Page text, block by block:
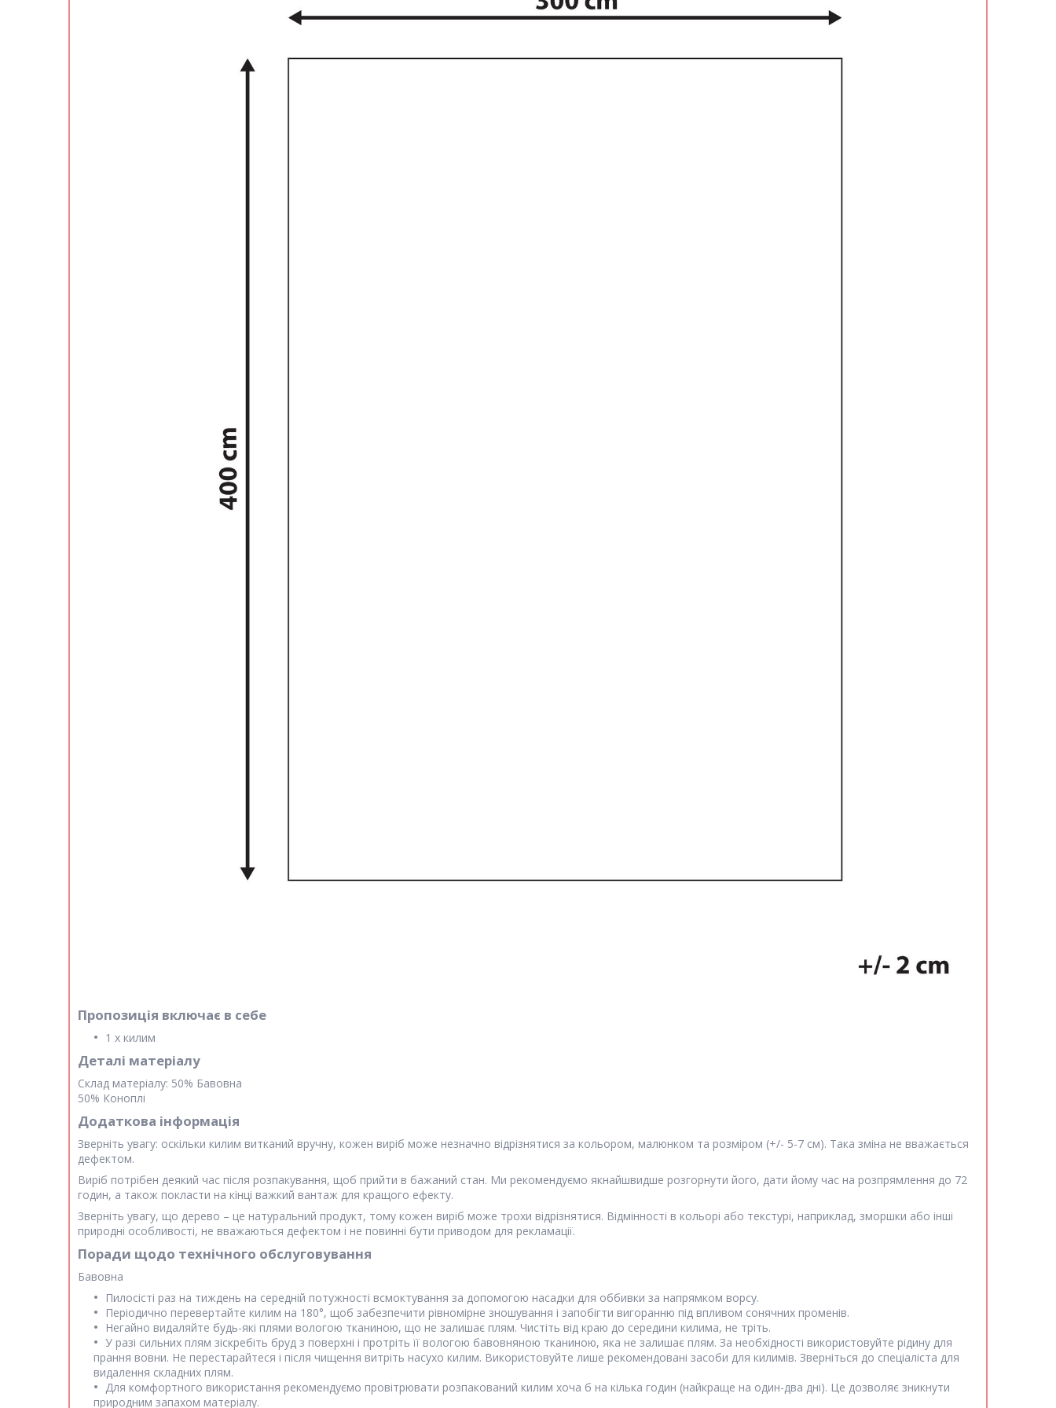
Пропозиція включає в себе
1 х килим
Деталі матеріалу
Склад матеріалу: 50% Бавовна
50% Коноплі
Додаткова інформація
Зверніть увагу: оскільки килим витканий вручну, кожен виріб може незначно відрізнятися за кольором, малюнком та розміром (+/- 5-7 см). Така зміна не вважається
дефектом.
Виріб потрібен деякий час після розпакування, щоб прийти в бажаний стан. Ми рекомендуємо якнайшвидше розгорнути його, дати йому час на розпрямлення до 72
годин, а також покласти на кінці важкий вантаж для кращого ефекту.
Зверніть увагу, що дерево – це натуральний продукт, тому кожен виріб може трохи відрізнятися. Відмінності в кольорі або текстурі, наприклад, зморшки або інші
природні особливості, не вважаються дефектом і не повинні бути приводом для рекламації.
Поради щодо технічного обслуговування
Бавовна
Пилосісті раз на тиждень на середній потужності всмоктування за допомогою насадки для оббивки за напрямком ворсу.
Періодично перевертайте килим на 180°, щоб забезпечити рівномірне зношування і запобігти вигоранню під впливом сонячних променів.
Негайно видаляйте будь-які плями вологою тканиною, що не залишає плям. Чистіть від краю до середини килима, не тріть.
У разі сильних плям зіскребіть бруд з поверхні і протріть її вологою бавовняною тканиною, яка не залишає плям. За необхідності використовуйте рідину для
прання вовни. Не перестарайтеся і після чищення витріть насухо килим. Використовуйте лише рекомендовані засоби для килимів. Зверніться до спеціаліста для
видалення складних плям.
Для комфортного використання рекомендуємо провітрювати розпакований килим хоча б на кілька годин (найкраще на один-два дні). Це дозволяє зникнути
природним запахом матеріалу.